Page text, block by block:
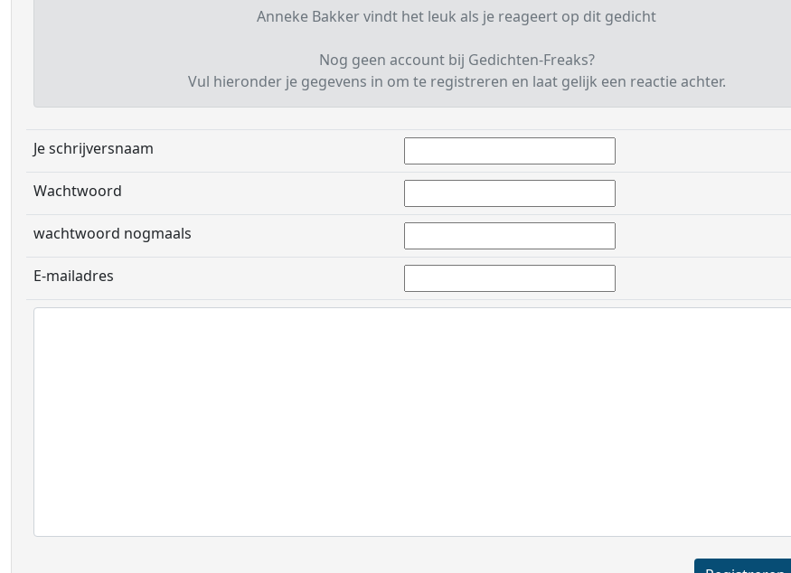
Anneke Bakker vindt het leuk als je reageert op dit gedicht
Nog geen account bij Gedichten-Freaks?
Vul hieronder je gegevens in om te registreren en laat gelijk een reactie achter.
Je schrijversnaam
Wachtwoord
wachtwoord nogmaals
E-mailadres